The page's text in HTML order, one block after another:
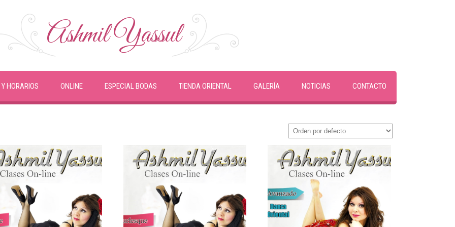
Ashmil Yassul
HORARIOS ONLINE ESPECIAL BODAS TIENDA ORIENTAL GALERÍA NOTICIAS CONTACTO